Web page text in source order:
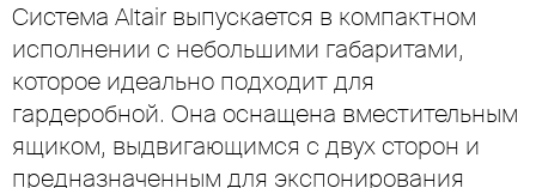
Система Altair выпускается в компактном
исполнении с небольшими габаритами,
которое идеально подходит для
гардеробной. Она оснащена вместительным
ящиком, выдвигающимся с двух сторон и
предназначенным для экспонирования